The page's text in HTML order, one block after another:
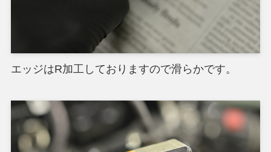
エッジはR加工しておりますので滑らかです。